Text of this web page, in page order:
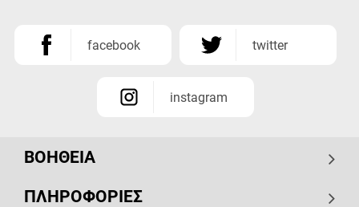
facebook twitter
instagram
ΒΟΗΘΕΙΑ
ΠΛΗΡΟΦΟΡΙΕΣ